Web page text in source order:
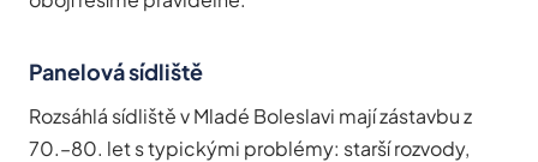
Panelová sídliště
Rozsáhlá sídliště v Mladé Boleslavi mají zástavbu z
70.–80. let s typickými problémy: starší rozvody,